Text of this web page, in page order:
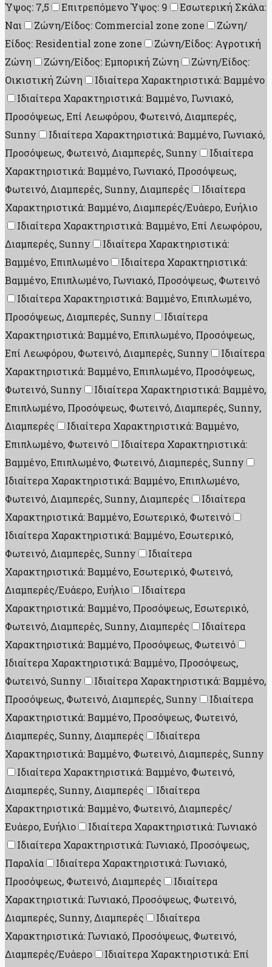
Ύψος: 7,5
Επιτρεπόμενο Ύψος: 9
Εσωτερική Σκάλα:
Ναι
Ζώνη/Είδος: Commercial zone zone
Ζώνη/
Είδος: Residential zone zone
Ζώνη/Είδος: Αγροτική
Ζώνη
Ζώνη/Είδος: Εμπορική Ζώνη
Ζώνη/Είδος:
Οικιστική Ζώνη
Ιδιαίτερα Χαρακτηριστικά: Βαμμένο
Ιδιαίτερα Χαρακτηριστικά: Βαμμένο, Γωνιακό,
Προσόψεως, Επί Λεωφόρου, Φωτεινό, Διαμπερές,
Sunny
Ιδιαίτερα Χαρακτηριστικά: Βαμμένο, Γωνιακό,
Προσόψεως, Φωτεινό, Διαμπερές, Sunny
Ιδιαίτερα
Χαρακτηριστικά: Βαμμένο, Γωνιακό, Προσόψεως,
Φωτεινό, Διαμπερές, Sunny, Διαμπερές
Ιδιαίτερα
Χαρακτηριστικά: Βαμμένο, Διαμπερές/Ευάερο, Ευήλιο
Ιδιαίτερα Χαρακτηριστικά: Βαμμένο, Επί Λεωφόρου,
Διαμπερές, Sunny
Ιδιαίτερα Χαρακτηριστικά:
Βαμμένο, Επιπλωμένο
Ιδιαίτερα Χαρακτηριστικά:
Βαμμένο, Επιπλωμένο, Γωνιακό, Προσόψεως, Φωτεινό
Ιδιαίτερα Χαρακτηριστικά: Βαμμένο, Επιπλωμένο,
Προσόψεως, Διαμπερές, Sunny
Ιδιαίτερα
Χαρακτηριστικά: Βαμμένο, Επιπλωμένο, Προσόψεως,
Επί Λεωφόρου, Φωτεινό, Διαμπερές, Sunny
Ιδιαίτερα
Χαρακτηριστικά: Βαμμένο, Επιπλωμένο, Προσόψεως,
Φωτεινό, Sunny
Ιδιαίτερα Χαρακτηριστικά: Βαμμένο,
Επιπλωμένο, Προσόψεως, Φωτεινό, Διαμπερές, Sunny,
Διαμπερές
Ιδιαίτερα Χαρακτηριστικά: Βαμμένο,
Επιπλωμένο, Φωτεινό
Ιδιαίτερα Χαρακτηριστικά:
Βαμμένο, Επιπλωμένο, Φωτεινό, Διαμπερές, Sunny
Ιδιαίτερα Χαρακτηριστικά: Βαμμένο, Επιπλωμένο,
Φωτεινό, Διαμπερές, Sunny, Διαμπερές
Ιδιαίτερα
Χαρακτηριστικά: Βαμμένο, Εσωτερικό, Φωτεινό
Ιδιαίτερα Χαρακτηριστικά: Βαμμένο, Εσωτερικό,
Φωτεινό, Διαμπερές, Sunny
Ιδιαίτερα
Χαρακτηριστικά: Βαμμένο, Εσωτερικό, Φωτεινό,
Διαμπερές/Ευάερο, Ευήλιο
Ιδιαίτερα
Χαρακτηριστικά: Βαμμένο, Προσόψεως, Εσωτερικό,
Φωτεινό, Διαμπερές, Sunny, Διαμπερές
Ιδιαίτερα
Χαρακτηριστικά: Βαμμένο, Προσόψεως, Φωτεινό
Ιδιαίτερα Χαρακτηριστικά: Βαμμένο, Προσόψεως,
Φωτεινό, Sunny
Ιδιαίτερα Χαρακτηριστικά: Βαμμένο,
Προσόψεως, Φωτεινό, Διαμπερές, Sunny
Ιδιαίτερα
Χαρακτηριστικά: Βαμμένο, Προσόψεως, Φωτεινό,
Διαμπερές, Sunny, Διαμπερές
Ιδιαίτερα
Χαρακτηριστικά: Βαμμένο, Φωτεινό, Διαμπερές, Sunny
Ιδιαίτερα Χαρακτηριστικά: Βαμμένο, Φωτεινό,
Διαμπερές, Sunny, Διαμπερές
Ιδιαίτερα
Χαρακτηριστικά: Βαμμένο, Φωτεινό, Διαμπερές/
Ευάερο, Ευήλιο
Ιδιαίτερα Χαρακτηριστικά: Γωνιακό
Ιδιαίτερα Χαρακτηριστικά: Γωνιακό, Προσόψεως,
Παραλία
Ιδιαίτερα Χαρακτηριστικά: Γωνιακό,
Προσόψεως, Φωτεινό, Διαμπερές
Ιδιαίτερα
Χαρακτηριστικά: Γωνιακό, Προσόψεως, Φωτεινό,
Διαμπερές, Sunny, Διαμπερές
Ιδιαίτερα
Χαρακτηριστικά: Γωνιακό, Προσόψεως, Φωτεινό,
Διαμπερές/Ευάερο
Ιδιαίτερα Χαρακτηριστικά: Επί